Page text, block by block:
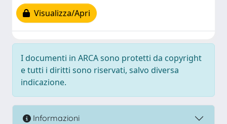
Visualizza/Apri
I documenti in ARCA sono protetti da copyright
e tutti i diritti sono riservati, salvo diversa
indicazione.
Informazioni